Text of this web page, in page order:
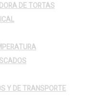
DE TORTAS
Y DE TRANSPORTE